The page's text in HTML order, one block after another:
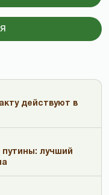
действуют в
путины: лучший